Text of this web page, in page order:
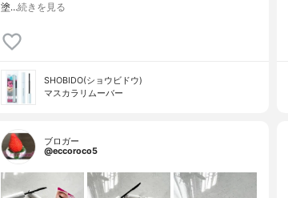
塗…続きを見る
SHOBIDO(ショウビドウ)
マスカラリムーバー
ブロガー
@eccoroco5